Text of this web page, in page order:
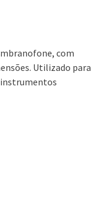
com
Utilizado para
instrumentos